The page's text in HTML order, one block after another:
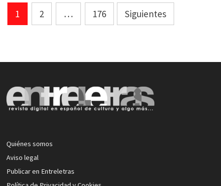
Paginación
de
1 2 … 176 Siguientes
Quiénes somos
Aviso legal
Publicar en Entreletras